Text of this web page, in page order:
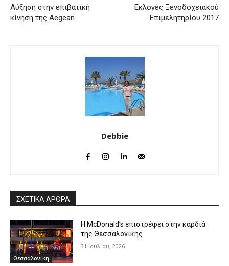
Αύξηση στην επιβατική
κίνηση της Aegean
Εκλογές Ξενοδοχειακού
Επιμελητηρίου 2017
Debbie
ΣΧΕΤΙΚΑ ΑΡΘΡΑ
Θεσσαλονίκη
Η McDonald’s επιστρέφει στην καρδιά
της Θεσσαλονίκης
31 Ιουλίου, 2026